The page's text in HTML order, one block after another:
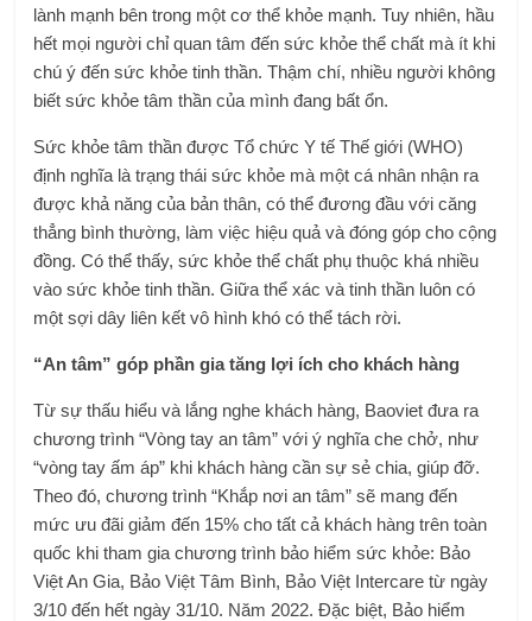
lành mạnh bên trong một cơ thể khỏe mạnh. Tuy nhiên, hầu
hết mọi người chỉ quan tâm đến sức khỏe thể chất mà ít khi
chú ý đến sức khỏe tinh thần. Thậm chí, nhiều người không
biết sức khỏe tâm thần của mình đang bất ổn.
Sức khỏe tâm thần được Tổ chức Y tế Thế giới (WHO)
định nghĩa là trạng thái sức khỏe mà một cá nhân nhận ra
được khả năng của bản thân, có thể đương đầu với căng
thẳng bình thường, làm việc hiệu quả và đóng góp cho cộng
đồng. Có thể thấy, sức khỏe thể chất phụ thuộc khá nhiều
vào sức khỏe tinh thần. Giữa thể xác và tinh thần luôn có
một sợi dây liên kết vô hình khó có thể tách rời.
“An tâm” góp phần gia tăng lợi ích cho khách hàng
Từ sự thấu hiểu và lắng nghe khách hàng, Baoviet đưa ra
chương trình “Vòng tay an tâm” với ý nghĩa che chở, như
“vòng tay ấm áp” khi khách hàng cần sự sẻ chia, giúp đỡ.
Theo đó, chương trình “Khắp nơi an tâm” sẽ mang đến
mức ưu đãi giảm đến 15% cho tất cả khách hàng trên toàn
quốc khi tham gia chương trình bảo hiểm sức khỏe: Bảo
Việt An Gia, Bảo Việt Tâm Bình, Bảo Việt Intercare từ ngày
3/10 đến hết ngày 31/10. Năm 2022. Đặc biệt, Bảo hiểm